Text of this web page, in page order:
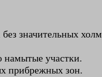
значительных
намытые участки.
прибрежных зон.